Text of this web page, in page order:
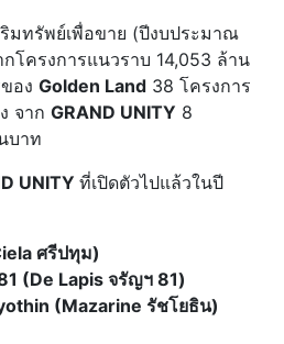
มทรัพย์เพื่อขาย (ปีงบประมาณ
โครงการแนวราบ 14,053 ล้าน
อง Golden Land 38 โครงการ
จาก GRAND UNITY 8
บาท
UNITY ที่เปิดตัวไปแล้วในปี
ศรีปทุม)
(De Lapis จรัญฯ 81)
(Mazarine รัชโยธิน)